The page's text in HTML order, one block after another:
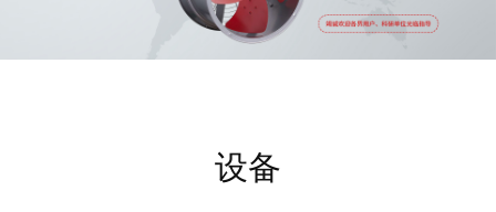
设备